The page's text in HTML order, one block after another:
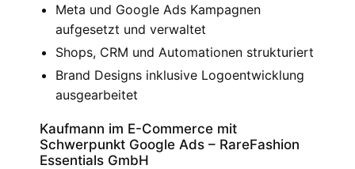
Meta und Google Ads Kampagnen
aufgesetzt und verwaltet
Shops, CRM und Automationen strukturiert
Brand Designs inklusive Logoentwicklung
ausgearbeitet
Kaufmann im E-Commerce mit
Schwerpunkt Google Ads – RareFashion
Essentials GmbH